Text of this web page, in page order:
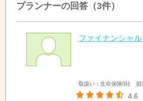
プランナーの回答（3件）
ファイナンシャ
取扱い：生命保険0社 損
4.6